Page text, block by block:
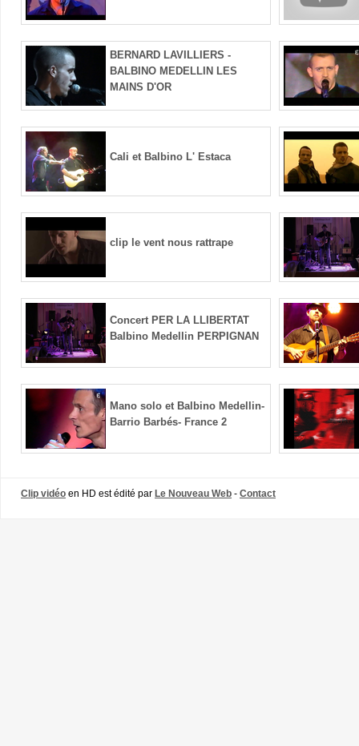
BERNARD LAVILLIERS -
BALBINO MEDELLIN LES
MAINS D'OR
Cali et Balbino L' Estaca
clip le vent nous rattrape
Concert PER LA LLIBERTAT
Balbino Medellin PERPIGNAN
Mano solo et Balbino Medellin-
Barrio Barbés- France 2
Clip vidéo en HD est édité par Le Nouveau Web - Contact